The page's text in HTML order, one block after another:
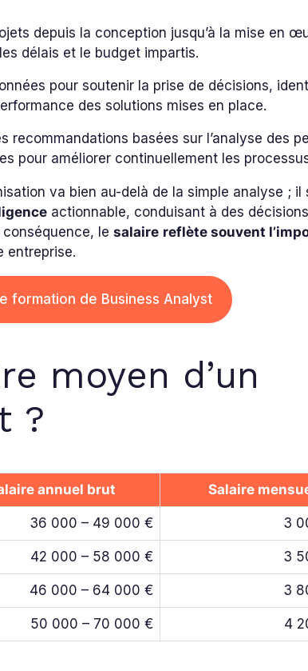
depuis la conception jusqu’à la mise en
délais et le budget impartis.
pour soutenir la prise de décisions,
des solutions mises en place.
recommandations basées sur l’analyse des
pour améliorer continuellement les processus
va bien au-delà de la simple analyse ; il
actionnable, conduisant à des
conséquence, lesalaire reflète souvent
entreprise.
formation de Business Analyst
moyen d’un
?
annuel brut Salaire
36 000 – 49 000 € 3
42 000 – 58 000 € 3
46 000 – 64 000 € 3
50 000 – 70 000 € 4